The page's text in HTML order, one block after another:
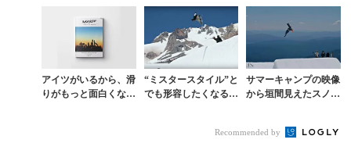
オリンピックイヤー
アイツがいるから、滑
りがもっと面白くな
“ミスタースタイル”と
でも形容したくなるほ
サマーキャンプの映像
から垣間見えたスノー
Recommended by